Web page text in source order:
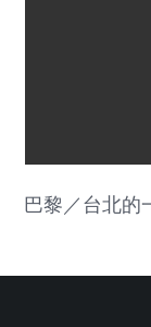
巴黎／台北的